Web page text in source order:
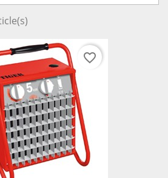
favorite_border